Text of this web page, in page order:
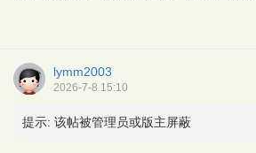
lymm2003
2026-7-8 15:10
提示: 该帖被管理员或版主屏蔽